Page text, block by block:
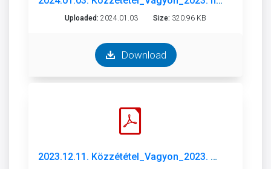
Uploaded: 2024.01.03 Size: 320.96 KB
Download
2023.12.11. Közzététel_Vagyon_2023. október.pdf